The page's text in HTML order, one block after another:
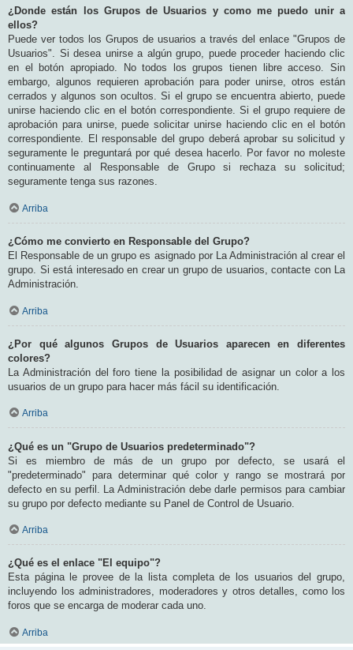
¿Donde están los Grupos de Usuarios y como me puedo unir a
ellos?
Puede ver todos los Grupos de usuarios a través del enlace "Grupos de
Usuarios". Si desea unirse a algún grupo, puede proceder haciendo clic
en el botón apropiado. No todos los grupos tienen libre acceso. Sin
embargo, algunos requieren aprobación para poder unirse, otros están
cerrados y algunos son ocultos. Si el grupo se encuentra abierto, puede
unirse haciendo clic en el botón correspondiente. Si el grupo requiere de
aprobación para unirse, puede solicitar unirse haciendo clic en el botón
correspondiente. El responsable del grupo deberá aprobar su solicitud y
seguramente le preguntará por qué desea hacerlo. Por favor no moleste
continuamente al Responsable de Grupo si rechaza su solicitud;
seguramente tenga sus razones.
Arriba
¿Cómo me convierto en Responsable del Grupo?
El Responsable de un grupo es asignado por La Administración al crear el
grupo. Si está interesado en crear un grupo de usuarios, contacte con La
Administración.
Arriba
¿Por qué algunos Grupos de Usuarios aparecen en diferentes
colores?
La Administración del foro tiene la posibilidad de asignar un color a los
usuarios de un grupo para hacer más fácil su identificación.
Arriba
¿Qué es un "Grupo de Usuarios predeterminado"?
Si es miembro de más de un grupo por defecto, se usará el
"predeterminado" para determinar qué color y rango se mostrará por
defecto en su perfil. La Administración debe darle permisos para cambiar
su grupo por defecto mediante su Panel de Control de Usuario.
Arriba
¿Qué es el enlace "El equipo"?
Esta página le provee de la lista completa de los usuarios del grupo,
incluyendo los administradores, moderadores y otros detalles, como los
foros que se encarga de moderar cada uno.
Arriba